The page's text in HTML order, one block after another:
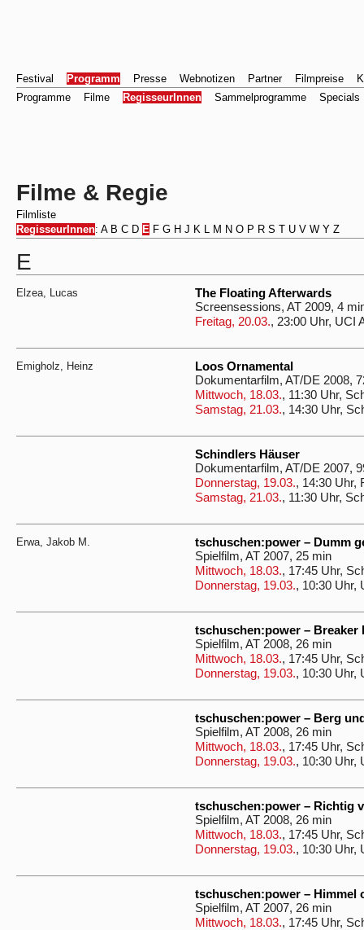
Festival Programm Presse Webnotizen Partner Filmpreise
Programme
Filme RegisseurInnen Sammelprogramme Specials
Filme & Regie
Filmliste
RegisseurInnen: A B C D E F G H J K L M N O P R S T U V W Y Z
E
Elzea, Lucas
The Floating Afterwards
Screensessions, AT 2009, 4
Freitag, 20.03., 23:00 Uhr, UCI
Emigholz, Heinz
Loos Ornamental
Dokumentarfilm, AT/DE 2008,
Mittwoch, 18.03., 11:30 Uhr,
Samstag, 21.03., 14:30 Uhr,
Schindlers Häuser
Dokumentarfilm, AT/DE 2007,
Donnerstag, 19.03., 14:30 Uhr,
Samstag, 21.03., 11:30 Uhr,
Erwa, Jakob M.
tschuschen:power – Dumm
Spielfilm, AT 2007, 25 min
Mittwoch, 18.03., 17:45 Uhr,
Donnerstag, 19.03., 10:30 Uhr,
tschuschen:power – Breaker
Spielfilm, AT 2008, 26 min
Mittwoch, 18.03., 17:45 Uhr,
Donnerstag, 19.03., 10:30 Uhr,
tschuschen:power – Berg
Spielfilm, AT 2008, 26 min
Mittwoch, 18.03., 17:45 Uhr,
Donnerstag, 19.03., 10:30 Uhr,
tschuschen:power – Richtig
Spielfilm, AT 2008, 26 min
Mittwoch, 18.03., 17:45 Uhr,
Donnerstag, 19.03., 10:30 Uhr,
tschuschen:power – Himmel
Spielfilm, AT 2007, 26 min
Mittwoch, 18.03., 17:45 Uhr,